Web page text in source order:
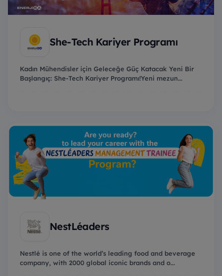
She-Tech Kariyer Programı
Kadın Mühendisler için Geleceğe Güç Katacak Yeni Bir
Başlangıç: She-Tech Kariyer Programı!Yeni mezun...
NestLéaders
Nestlé is one of the world’s leading food and beverage
company, with 2000 global iconic brands and o...